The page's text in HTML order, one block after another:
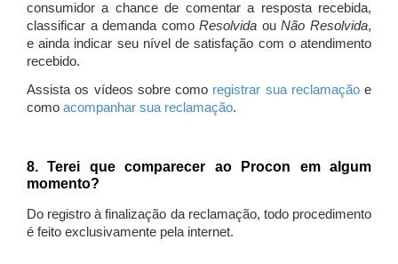
consumidor a chance de comentar a resposta recebida,
classificar a demanda comoResolvida ouNão Resolvida,
e ainda indicar seu nível de satisfação com o atendimento
recebido.
Assista os vídeos sobre como registrar sua reclamaçãoe
como acompanhar sua reclamação.
8. Terei que comparecer ao Procon em algum
momento?
Do registro à finalização da reclamação, todo procedimento
é feito exclusivamente pela internet.